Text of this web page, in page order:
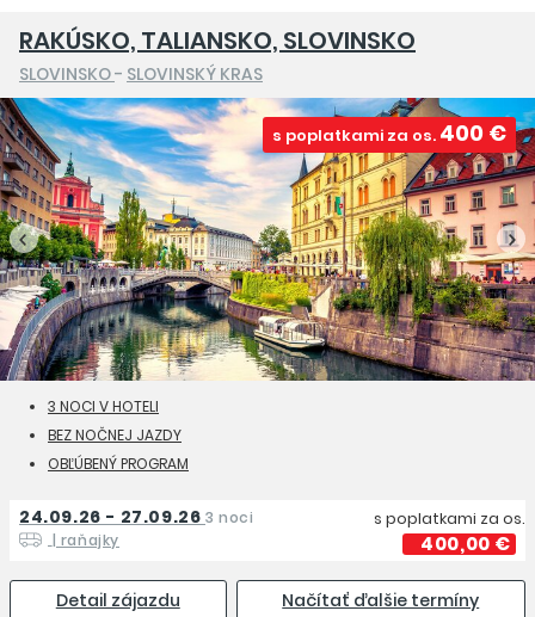
RAKÚSKO, TALIANSKO, SLOVINSKO
SLOVINSKO- SLOVINSKÝ KRAS
s poplatkami za os. 400 €
3 NOCI V HOTELI
BEZ NOČNEJ JAZDY
OBĽÚBENÝ PROGRAM
24.09.26 - 27.09.26 3 noci
| raňajky
s poplatkami za os.
400,00 €
Detail zájazdu Načítať ďalšie termíny